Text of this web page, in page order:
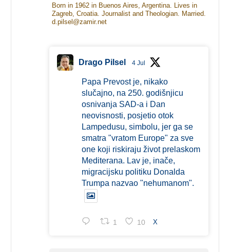
Born in 1962 in Buenos Aires, Argentina. Lives in
Zagreb, Croatia. Journalist and Theologian. Married.
d.pilsel@zamir.net
Drago Pilsel 4 Jul
Papa Prevost je, nikako
slučajno, na 250. godišnjicu
osnivanja SAD-a i Dan
neovisnosti, posjetio otok
Lampedusu, simbolu, jer ga se
smatra "vratom Europe" za sve
one koji riskiraju život prelaskom
Mediterana. Lav je, inače,
migracijsku politiku Donalda
Trumpa nazvao "nehumanom".
1 10 X